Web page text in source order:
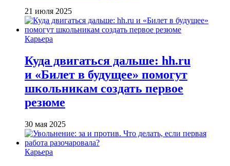
21 июля 2025
Карьера
Куда двигаться дальше: hh.ru
и «Билет в будущее» помогут
школьникам создать первое
резюме
30 мая 2025
Карьера